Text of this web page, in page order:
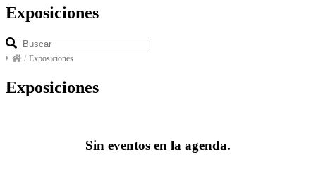
Exposiciones
/ Exposiciones
Exposiciones
Sin eventos en la agenda.